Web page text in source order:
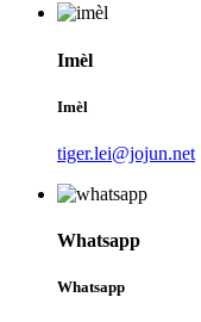
Imèl
Imèl
tiger.lei@jojun.net
Whatsapp
Whatsapp